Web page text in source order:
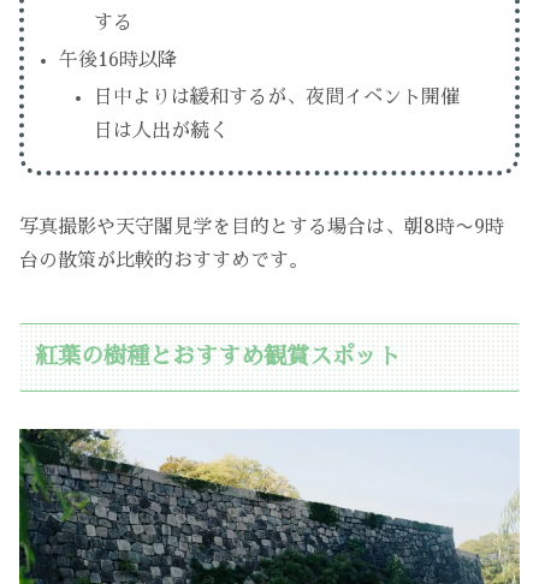
する
午後16時以降
日中よりは緩和するが、夜間イベント開催
日は人出が続く
写真撮影や天守閣見学を目的とする場合は、朝8時〜9時
台の散策が比較的おすすめです。
紅葉の樹種とおすすめ観賞スポット